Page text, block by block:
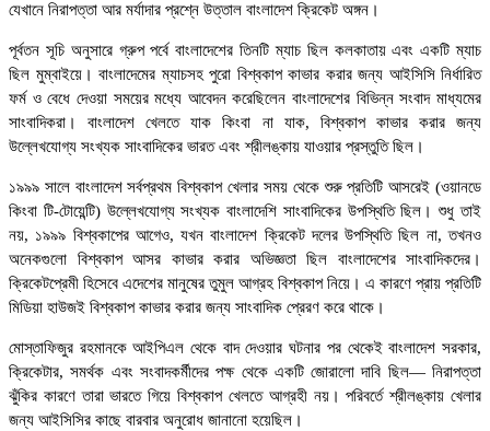
যেখানে নিরাপত্তা আর মর্যাদার প্রশ্নে উত্তাল বাংলাদেশ ক্রিকেট অঙ্গন।
পূর্বতন সূচি অনুসারে গ্রুপ পর্বে বাংলাদেশের তিনটি ম্যাচ ছিল কলকাতায় এবং একটি ম্যাচ
ছিল মুম্বাইয়ে। বাংলাদেমের ম্যাচসহ পুরো বিশ্বকাপ কাভার করার জন্য আইসিসি নির্ধারিত
ফর্ম ও বেধে দেওয়া সময়ের মধ্যে আবেদন করেছিলেন বাংলাদেশের বিভিন্ন সংবাদ মাধ্যমের
সাংবাদিকরা। বাংলাদেশ খেলতে যাক কিংবা না যাক, বিশ্বকাপ কাভার করার জন্য
উল্লেখযোগ্য সংখ্যক সাংবাদিকের ভারত এবং শ্রীলঙ্কায় যাওয়ার প্রস্তুতি ছিল।
১৯৯৯ সালে বাংলাদেশ সর্বপ্রথম বিশ্বকাপ খেলার সময় থেকে শুরু প্রতিটি আসরেই (ওয়ানডে
কিংবা টি-টোয়েন্টি) উল্লেখযোগ্য সংখ্যক বাংলাদেশি সাংবাদিকের উপস্থিতি ছিল। শুধু তাই
নয়, ১৯৯৯ বিশ্বকাপের আগেও, যখন বাংলাদেশ ক্রিকেট দলের উপস্থিতি ছিল না, তখনও
অনেকগুলো বিশ্বকাপ আসর কাভার করার অভিজ্ঞতা ছিল বাংলাদেশের সাংবাদিকদের।
ক্রিকেটপ্রেমী হিসেবে এদেশের মানুষের তুমুল আগ্রহ বিশ্বকাপ নিয়ে। এ কারণে প্রায় প্রতিটি
মিডিয়া হাউজই বিশ্বকাপ কাভার করার জন্য সাংবাদিক প্রেরণ করে থাকে।
মোস্তাফিজুর রহমানকে আইপিএল থেকে বাদ দেওয়ার ঘটনার পর থেকেই বাংলাদেশ সরকার,
ক্রিকেটার, সমর্থক এবং সংবাদকর্মীদের পক্ষ থেকে একটি জোরালো দাবি ছিল— নিরাপত্তা
ঝুঁকির কারণে তারা ভারতে গিয়ে বিশ্বকাপ খেলতে আগ্রহী নয়। পরিবর্তে শ্রীলঙ্কায় খেলার
জন্য আইসিসির কাছে বারবার অনুরোধ জানানো হয়েছিল।